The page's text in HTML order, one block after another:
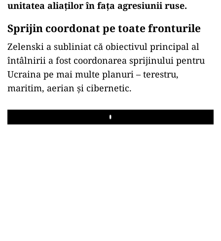
unitatea aliaților în fața agresiunii ruse.
Sprijin coordonat pe toate fronturile
Zelenski a subliniat că obiectivul principal al
întâlnirii a fost coordonarea sprijinului pentru
Ucraina pe mai multe planuri – terestru,
maritim, aerian și cibernetic.
Play